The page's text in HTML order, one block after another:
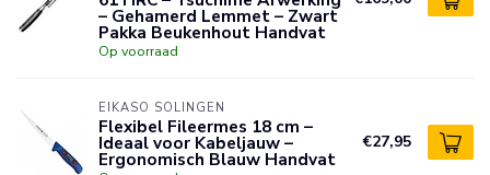
– Gehamerd Lemmet – Zwart
Pakka Beukenhout Handvat
Op voorraad
EIKASO SOLINGEN
Flexibel Fileermes 18 cm –
Ideaal voor Kabeljauw –
Ergonomisch Blauw Handvat
€27,95